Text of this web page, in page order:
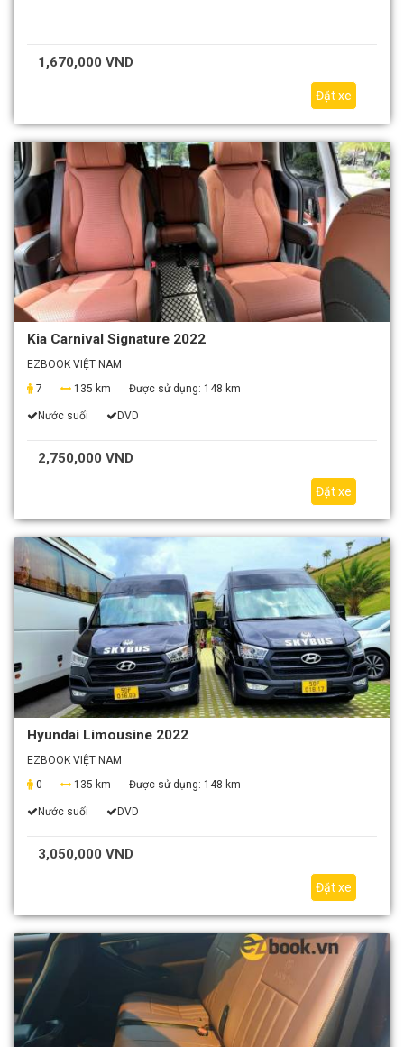
1,670,000 VND
Đặt xe
Kia Carnival Signature 2022
EZBOOK VIỆT NAM
7
135 km Được sử dụng: 148 km
Nước suối DVD
2,750,000 VND
Đặt xe
Hyundai Limousine 2022
EZBOOK VIỆT NAM
0
135 km Được sử dụng: 148 km
Nước suối DVD
3,050,000 VND
Đặt xe